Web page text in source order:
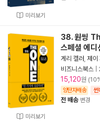
미리보기
미리보기
38. 원씽
스페셜 에디
게리 켈러 제이
비즈니스북스
15,120원
양탄자배송 썬
전 배송 변경